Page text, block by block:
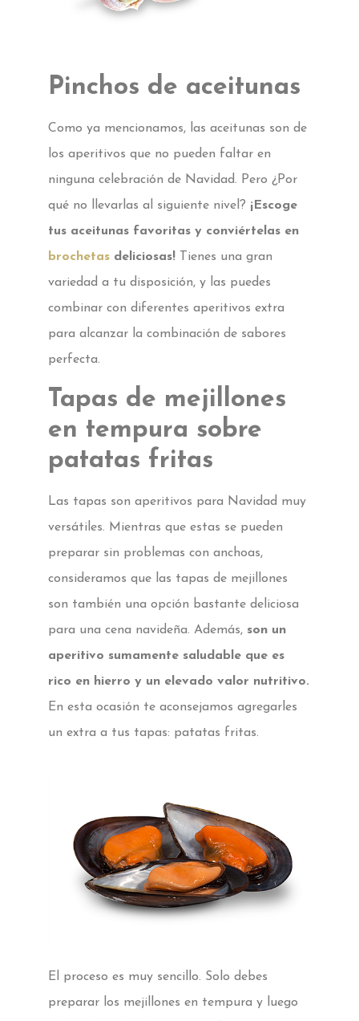
Pinchos de aceitunas
Como ya mencionamos, las aceitunas son de
los aperitivos que no pueden faltar en
ninguna celebración de Navidad. Pero ¿Por
qué no llevarlas al siguiente nivel? ¡Escoge
tus aceitunas favoritas y conviértelas en
brochetas deliciosas! Tienes una gran
variedad a tu disposición, y las puedes
combinar con diferentes aperitivos extra
para alcanzar la combinación de sabores
perfecta.
Tapas de mejillones
en tempura sobre
patatas fritas
Las tapas son aperitivos para Navidad muy
versátiles. Mientras que estas se pueden
preparar sin problemas con anchoas,
consideramos que las tapas de mejillones
son también una opción bastante deliciosa
para una cena navideña. Además, son un
aperitivo sumamente saludable que es
rico en hierro y un elevado valor nutritivo.
En esta ocasión te aconsejamos agregarles
un extra a tus tapas: patatas fritas.
El proceso es muy sencillo. Solo debes
preparar los mejillones en tempura y luego